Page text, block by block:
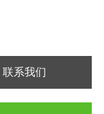
联系我们